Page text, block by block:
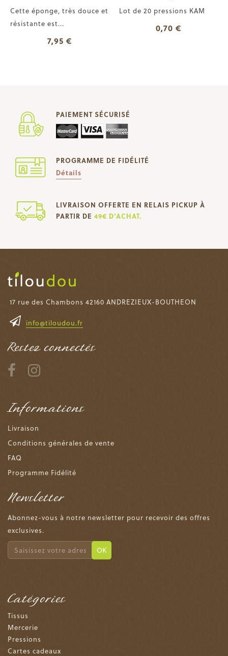
Cette éponge, très douce et
résistante est...
7,95 €
Lot de 20 pressions KAM
0,70 €
PAIEMENT SÉCURISÉ
PROGRAMME DE FIDÉLITÉ
Détails
LIVRAISON OFFERTE EN RELAIS PICKUP À
PARTIR DE 49€ D'ACHAT.
17 rue des Chambons 42160 ANDREZIEUX-BOUTHEON
info@tiloudou.fr
Restez connectés
Informations
Livraison
Conditions générales de vente
FAQ
Programme Fidélité
Newsletter
Abonnez-vous à notre newsletter pour recevoir des offres
exclusives.
OK
Catégories
Tissus
Mercerie
Pressions
Cartes cadeaux